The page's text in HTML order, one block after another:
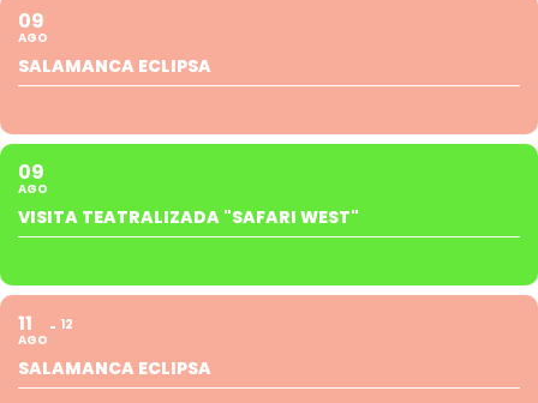
09
AGO
SALAMANCA ECLIPSA
09
AGO
VISITA TEATRALIZADA "SAFARI WEST"
11
AGO
12
SALAMANCA ECLIPSA